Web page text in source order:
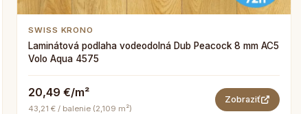
SWISS KRONO
Laminátová podlaha vodeodolná Dub Peacock 8 mm AC5
Volo Aqua 4575
20,49 €/m²
43,21 € / balenie (2,109 m²)
Zobraziť